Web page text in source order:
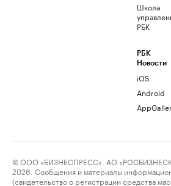
Школа
РБК
РБК
Новости
iOS
Android
© ООО «БИЗНЕСПРЕСС», АО
2026. Сообщения и материалы
(свидетельство о регистрации средства